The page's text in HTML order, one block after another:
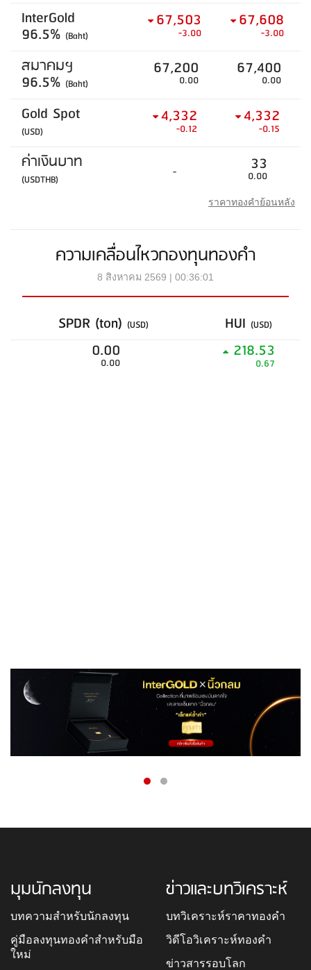
InterGold
96.5% (Baht)
67,503
-3.00
67,608
-3.00
สมาคมฯ
96.5% (Baht)
67,200
0.00
67,400
0.00
Gold Spot
(USD)
4,332
-0.12
4,332
-0.15
ค่าเงินบาท
(USDTHB) - 33
0.00
ราคาทองคำย้อนหลัง
ความเคลื่อนไหวกองทุนทองคำ
8 สิงหาคม 2569 | 00:36:01
SPDR (ton) (USD) HUI (USD)
0.00
0.00
218.53
0.67
มุมนักลงทุน
บทความสำหรับนักลงทุน
คู่มือลงทุนทองคำสำหรับมือ
ใหม่
ข่าวและบทวิเคราะห์
บทวิเคราะห์ราคาทองคำ
วิดีโอวิเคราะห์ทองคำ
ข่าวสารรอบโลก